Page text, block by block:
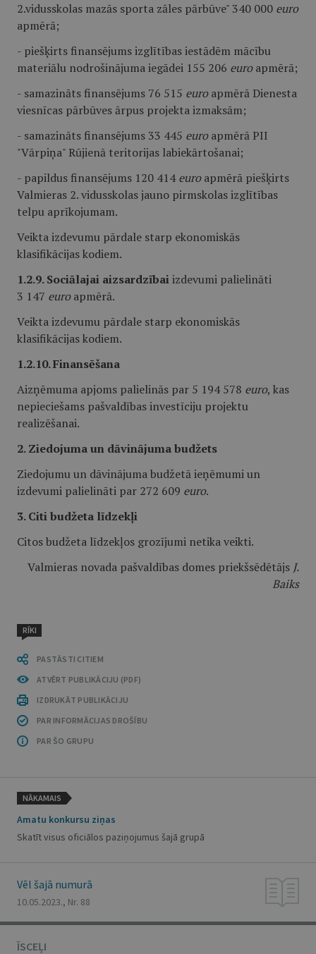
2.vidusskolas mazās sporta zāles pārbūve" 340 000 euro
apmērā;
- piešķirts finansējums izglītības iestādēm mācību
materiālu nodrošinājuma iegādei 155 206 euroapmērā;
- samazināts finansējums 76 515 euroapmērā Dienesta
viesnīcas pārbūves ārpus projekta izmaksām;
- samazināts finansējums 33 445 euroapmērā PII
"Vārpiņa" Rūjienā teritorijas labiekārtošanai;
- papildus finansējums 120 414euroapmērā piešķirts
Valmieras 2. vidusskolas jauno pirmskolas izglītības
telpu aprīkojumam.
Veikta izdevumu pārdale starp ekonomiskās
klasifikācijas kodiem.
1.2.9. Sociālajai aizsardzībaiizdevumi palielināti
3 147 euroapmērā.
Veikta izdevumu pārdale starp ekonomiskās
klasifikācijas kodiem.
1.2.10. Finansēšana
Aizņēmuma apjoms palielinās par 5 194 578 euro, kas
nepieciešams pašvaldības investīciju projektu
realizēšanai.
2. Ziedojuma un dāvinājuma budžets
Ziedojumu un dāvinājuma budžetā ieņēmumi un
izdevumi palielināti par 272 609 euro.
3. Citi budžeta līdzekļi
Citos budžeta līdzekļos grozījumi netika veikti.
Valmieras novada pašvaldības domes priekšsēdētājs J.
Baiks
RĪKI
PASTĀSTI CITIEM
ATVĒRT PUBLIKĀCIJU (PDF)
IZDRUKĀT PUBLIKĀCIJU
PAR INFORMĀCIJAS DROŠĪBU
PAR ŠO GRUPU
NĀKAMAIS
Amatu konkursu ziņas
Skatīt visus oficiālos paziņojumus šajā grupā
Vēl šajā numurā
10.05.2023., Nr. 88
ĪSCEĻI